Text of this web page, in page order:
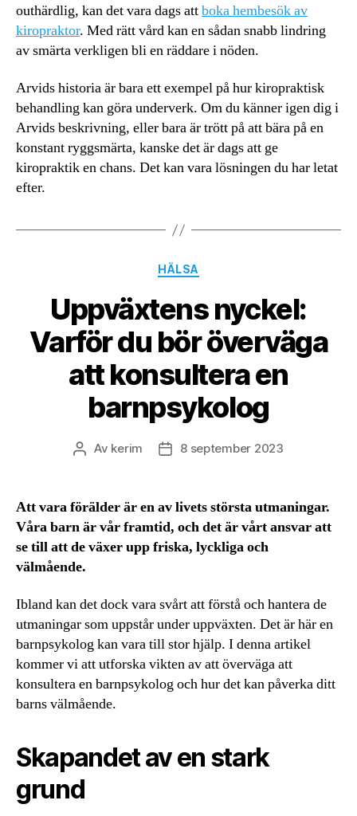
outhärdlig, kan det vara dags attboka hembesök av
kiropraktor. Med rätt vård kan en sådan snabb lindring
av smärta verkligen bli en räddare i nöden.
Arvids historia är bara ett exempel på hur kiropraktisk
behandling kan göra underverk. Om du känner igen dig i
Arvids beskrivning, eller bara är trött på att bära på en
konstant ryggsmärta, kanske det är dags att ge
kiropraktik en chans. Det kan vara lösningen du har letat
efter.
Kategorier
HÄLSA
Uppväxtens nyckel:
Varför du bör överväga
att konsultera en
barnpsykolog
Inläggsförfattare
Av kerim Inläggsdatum
8 september 2023
Att vara förälder är en av livets största utmaningar.
Våra barn är vår framtid, och det är vårt ansvar att
se till att de växer upp friska, lyckliga och
välmående.
Ibland kan det dock vara svårt att förstå och hantera de
utmaningar som uppstår under uppväxten. Det är här en
barnpsykolog kan vara till stor hjälp. I denna artikel
kommer vi att utforska vikten av att överväga att
konsultera en barnpsykolog och hur det kan påverka ditt
barns välmående.
Skapandet av en stark
grund